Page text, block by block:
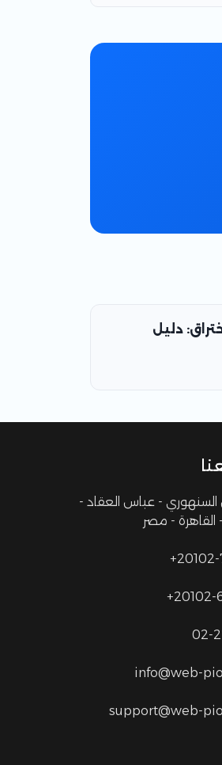
دليل
السنهوري - عباس العقاد -
القاهرة - مصر
02-
info@web-
support@web-